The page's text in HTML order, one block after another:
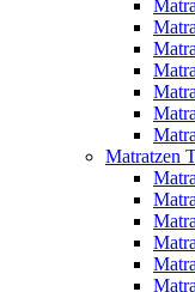
Matratzen